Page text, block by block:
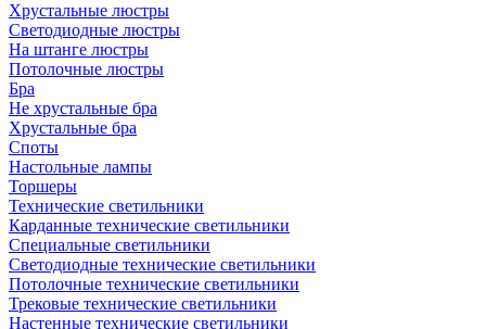
Хрустальные люстры
Светодиодные люстры
На штанге люстры
Потолочные люстры
Бра
Не хрустальные бра
Хрустальные бра
Споты
Настольные лампы
Торшеры
Технические светильники
Карданные технические светильники
Специальные светильники
Светодиодные технические светильники
Потолочные технические светильники
Трековые технические светильники
Настенные технические светильники